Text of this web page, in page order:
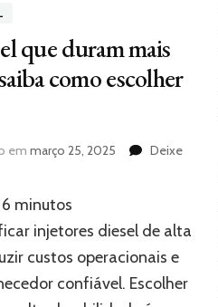
que duram mais
como escolher
em março 25, 2025
Deixe
6 minutos
injetores diesel de alta
custos operacionais e
confiável. Escolher